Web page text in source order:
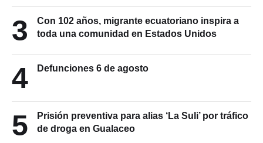
3
Con 102 años, migrante ecuatoriano inspira a
toda una comunidad en Estados Unidos
4 Defunciones 6 de agosto
5
Prisión preventiva para alias ‘La Suli’ por tráfico
de droga en Gualaceo